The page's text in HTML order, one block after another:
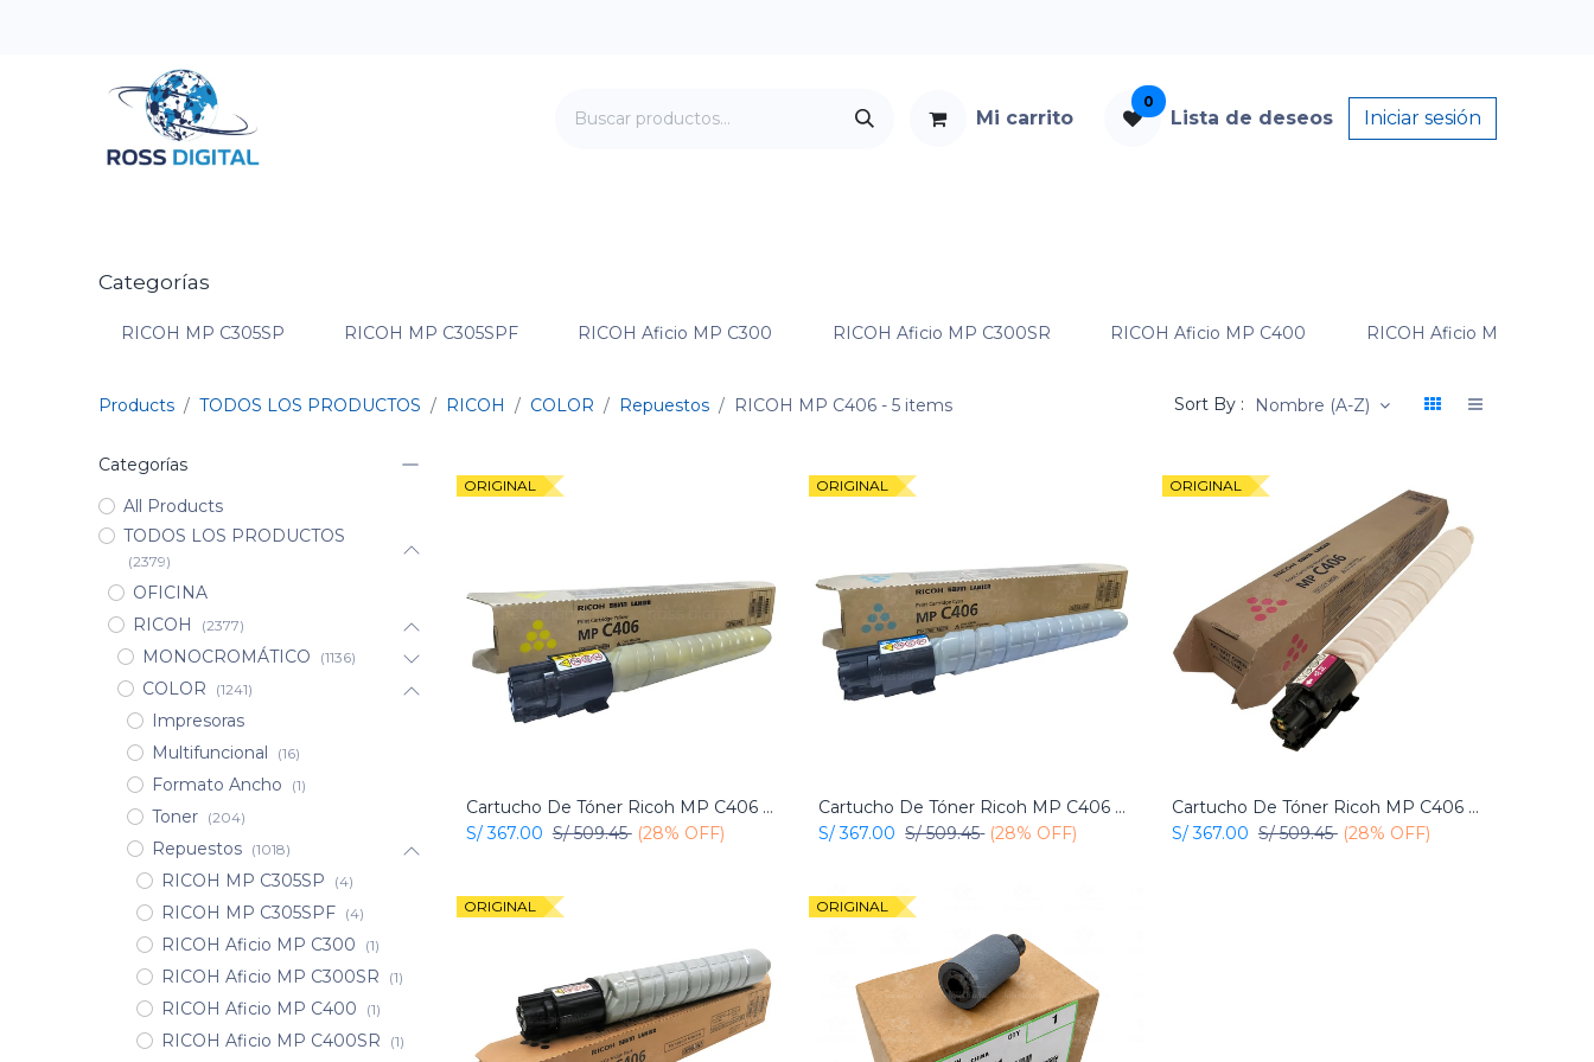
Mi carrito
0
Lista de deseos Iniciar sesión
Categorías
RICOH MP C305SP RICOH MP C305SPF RICOH Aficio MP C300 RICOH Aficio MP C300SR RICOH Aficio MP C400 RICOH Aficio MP C400SR
Products TODOS LOS PRODUCTOS RICOH COLOR Repuestos RICOH MP C406- 5 items Sort By : Nombre (A-Z)
Categorías
All Products
TODOS LOS PRODUCTOS
(2379)
OFICINA
RICOH
(2377)
MONOCROMÁTICO (1136)
COLOR (1241)
Impresoras
Multifuncional
(16)
Formato Ancho (1)
Toner (204)
Repuestos (1018)
RICOH MP C305SP (4)
RICOH MP C305SPF (4)
RICOH Aficio MP C300 (1)
RICOH Aficio MP C300SR (1)
RICOH Aficio MP C400 (1)
RICOH Aficio MP C400SR (1)
ORIGINAL
Add to Cart
Cartucho De Tóner Ricoh MP C406 Amarillo Original
S/367.00 S/509.45 (28% OFF)
ORIGINAL
Add to Cart
Cartucho De Tóner Ricoh MP C406 Cian Original
S/367.00 S/509.45 (28% OFF)
ORIGINAL
Add to Cart
Cartucho De Tóner Ricoh MP C406 Magenta Original
S/367.00 S/509.45 (28% OFF)
ORIGINAL ORIGINAL